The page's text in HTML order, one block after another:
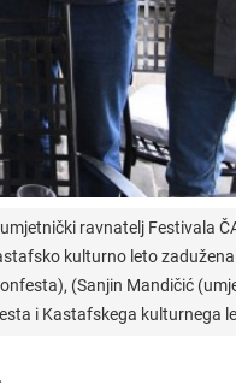
ravnatelj Festivala
kulturno leto
(Sanjin Mandičić
i Kastafskega kulturnega